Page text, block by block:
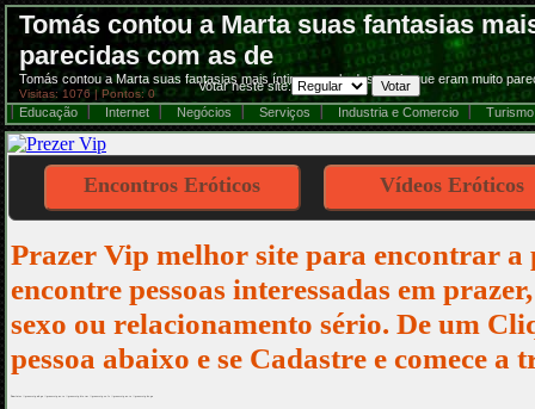
Tomás contou a Marta suas fantasias
parecidas com as de
Tomás contou a Marta suas fantasias mais íntimas, e ela descobriu que eram muito
Visitas: 1076 | Pontos: 0
Votar neste site:
Educação
Internet Negócios Serviços Industria e Comercio Turismo